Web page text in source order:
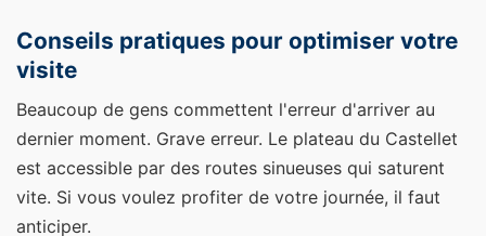
Conseils pratiques pour optimiser votre
visite
Beaucoup de gens commettent l'erreur d'arriver au
dernier moment. Grave erreur. Le plateau du Castellet
est accessible par des routes sinueuses qui saturent
vite. Si vous voulez profiter de votre journée, il faut
anticiper.